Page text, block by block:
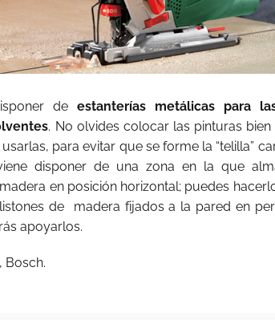
deestanterías metálicas para
. No olvides colocar las pinturas
para evitar que se forme la “telilla”
disponer de una zona en la que
en posición horizontal; puedes
de madera fijados a la pared en
apoyarlos.
, Bosch.